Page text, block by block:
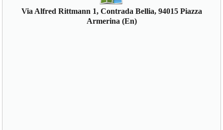
Via Alfred Rittmann 1, Contrada Bellia, 94015 Piazza
Armerina (En)